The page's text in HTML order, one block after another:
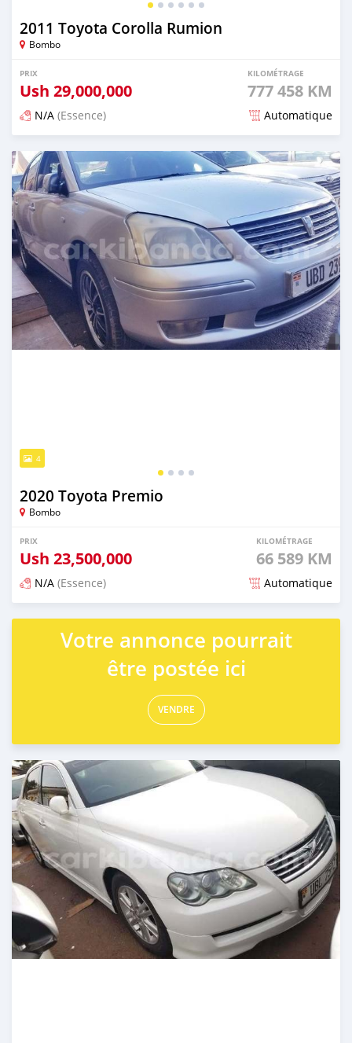
2011 Toyota Corolla Rumion
Bombo
PRIX
Ush 29,000,000
KILOMÉTRAGE
777 458 KM
N/A (Essence) Automatique
Publié il y a plus d'un an
4
2020 Toyota Premio
Bombo
PRIX
Ush 23,500,000
KILOMÉTRAGE
66 589 KM
N/A (Essence) Automatique
Publié il y a plus d'un an
Votre annonce pourrait
être postée ici
VENDRE